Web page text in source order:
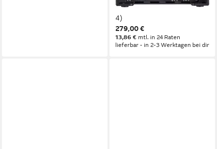
Endverstärker (Anzahl Kanäle:
4)
279,00 €
13,86 € mtl. in 24 Raten
lieferbar - in 2-3 Werktagen bei dir